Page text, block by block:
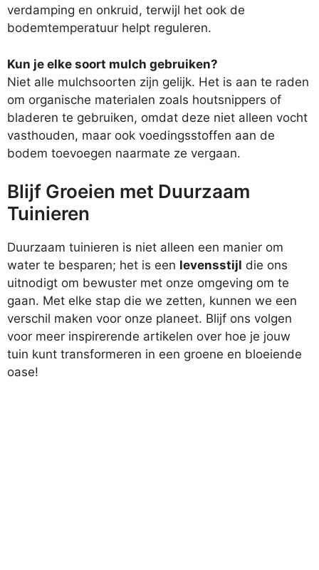
verdamping en onkruid, terwijl het ook de
bodemtemperatuur helpt reguleren.
Kun je elke soort mulch gebruiken?
Niet alle mulchsoorten zijn gelijk. Het is aan te raden
om organische materialen zoals houtsnippers of
bladeren te gebruiken, omdat deze niet alleen vocht
vasthouden, maar ook voedingsstoffen aan de
bodem toevoegen naarmate ze vergaan.
Blijf Groeien met Duurzaam
Tuinieren
Duurzaam tuinieren is niet alleen een manier om
water te besparen; het is een levensstijl die ons
uitnodigt om bewuster met onze omgeving om te
gaan. Met elke stap die we zetten, kunnen we een
verschil maken voor onze planeet. Blijf ons volgen
voor meer inspirerende artikelen over hoe je jouw
tuin kunt transformeren in een groene en bloeiende
oase!